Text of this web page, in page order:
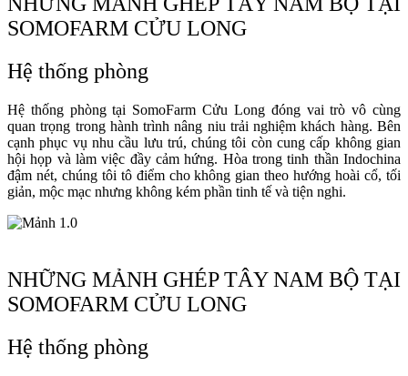
SOMOFARM CỬU LONG
Hệ thống phòng
Hệ thống phòng tại SomoFarm Cửu Long đóng vai trò vô cùng
quan trọng trong hành trình nâng niu trải nghiệm khách hàng. Bên
cạnh phục vụ nhu cầu lưu trú, chúng tôi còn cung cấp không gian
hội họp và làm việc đầy cảm hứng. Hòa trong tinh thần Indochina
đậm nét, chúng tôi tô điểm cho không gian theo hướng hoài cổ, tối
giản, mộc mạc nhưng không kém phần tinh tế và tiện nghi.
NHỮNG MẢNH GHÉP TÂY NAM BỘ TẠI
SOMOFARM CỬU LONG
Hệ thống phòng